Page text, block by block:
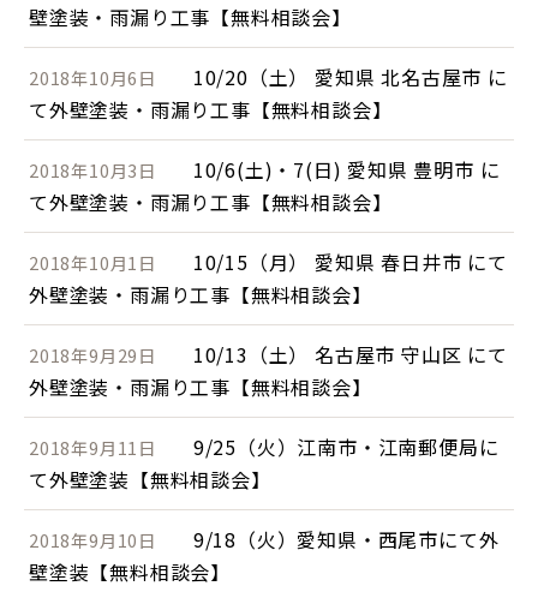
壁塗装・雨漏り工事【無料相談会】
2018年10月6日
10/20（土） 愛知県 北名古屋市 に
て外壁塗装・雨漏り工事【無料相談会】
2018年10月3日
10/6(土)・7(日) 愛知県 豊明市 に
て外壁塗装・雨漏り工事【無料相談会】
2018年10月1日
10/15（月） 愛知県 春日井市 にて
外壁塗装・雨漏り工事【無料相談会】
2018年9月29日
10/13（土） 名古屋市 守山区 にて
外壁塗装・雨漏り工事【無料相談会】
2018年9月11日
9/25（火）江南市・江南郵便局に
て外壁塗装【無料相談会】
2018年9月10日
9/18（火）愛知県・西尾市にて外
壁塗装【無料相談会】